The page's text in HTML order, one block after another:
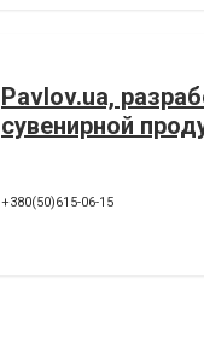
Pavlov.ua,
сувенирной
+380(50)615-06-15